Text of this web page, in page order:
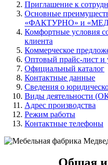
Приглашение к
Основные
«ФАКТУРНО» и
Комфортные условия
клиента
Коммерческое
Оптовый прайс-лист и
Официальный каталог
Контактные данные
Сведения о
Виды деятельности
Адрес производства
Режим работы
Контактные телефоны
Общая